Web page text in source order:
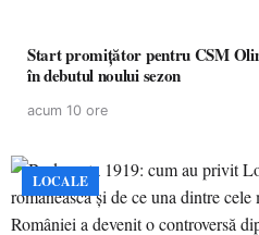
Start promițător pentru CSM
în debutul noului sezon
acum 10 ore
LOCALE